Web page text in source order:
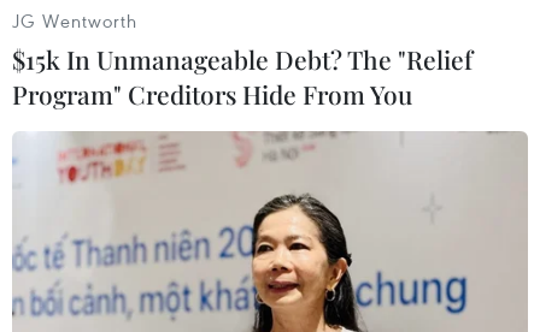
Libya: Trung tâm thủ đô Tripoli bị tấn
JG Wentworth
$15k In Unmanageable Debt? The "Relief
Program" Creditors Hide From You